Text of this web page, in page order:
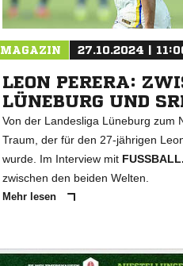
MAGAZIN 27.10.2024 |
LEON PERERA:
LÜNEBURG UND
Von der Landesliga Lüneburg zum
Traum, der für den 27-jährigen
wurde. Im Interview mit
zwischen den beiden Welten.
Mehr lesen